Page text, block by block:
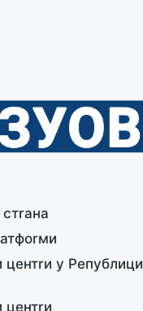
цeнтrи у Рeпублици
цeнтrи